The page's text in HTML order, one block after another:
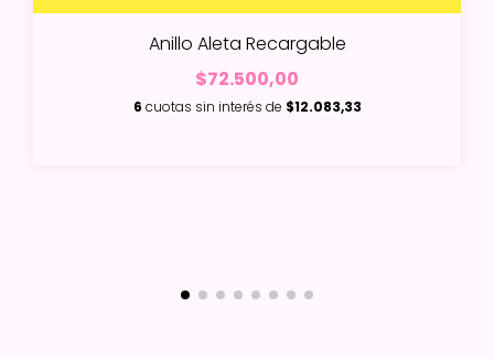
Anillo Aleta Recargable
$72.500,00
6 cuotas sin interés de $12.083,33